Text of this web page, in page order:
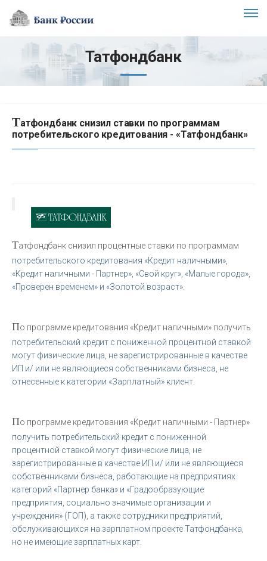
Татфондбанк
Татфондбанк снизил ставки по программам
потребительского кредитования - «Татфондбанк»
Татфондбанк снизил процентные ставки по программам
потребительского кредитования «Кредит наличными»,
«Кредит наличными - Партнер», «Свой круг», «Малые города»,
«Проверен временем» и «Золотой возраст».
По программе кредитования «Кредит наличными» получить
потребительский кредит с пониженной процентной ставкой
могут физические лица, не зарегистрированные в качестве
ИП и/ или не являющиеся собственниками бизнеса, не
отнесенные к категории «Зарплатный» клиент.
По программе кредитования «Кредит наличными - Партнер»
получить потребительский кредит с пониженной
процентной ставкой могут физические лица, не
зарегистрированные в качестве ИП и/ или не являющиеся
собственниками бизнеса, работающие на предприятиях
категорий «Партнер банка» и «Градообразующие
предприятия, социально значимые организации и
учреждения» (ГОП), а также сотрудники предприятий,
обслуживающихся на зарплатном проекте Татфондбанка,
но не имеющие зарплатных карт.